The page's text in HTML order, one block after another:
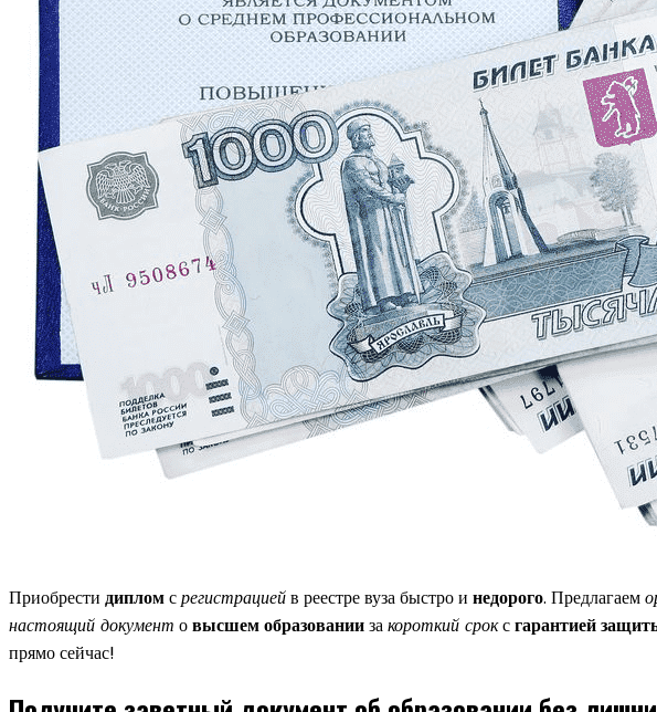
Приобрести дипломсрегистрациейв реестре вуза быстро и недорого. Предлагаем
настоящий документ овысшем образованиизакороткий сроксгарантией
прямо сейчас!